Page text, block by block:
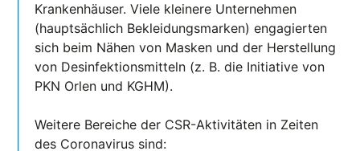
Krankenhäuser. Viele kleinere Unternehmen
(hauptsächlich Bekleidungsmarken) engagierten
sich beim Nähen von Masken und der Herstellung
von Desinfektionsmitteln (z. B. die Initiative von
PKN Orlen und KGHM).
Weitere Bereiche der CSR-Aktivitäten in Zeiten
des Coronavirus sind: